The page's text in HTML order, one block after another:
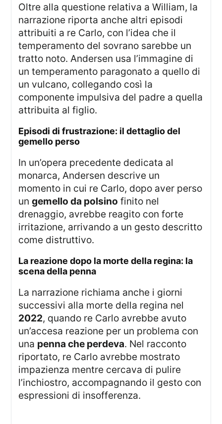
Oltre alla questione relativa a William, la
narrazione riporta anche altri episodi
attribuiti a re Carlo, con l’idea che il
temperamento del sovrano sarebbe un
tratto noto. Andersen usa l’immagine di
un temperamento paragonato a quello di
un vulcano, collegando così la
componente impulsiva del padre a quella
attribuita al figlio.
episodi di frustrazione: il dettaglio del
gemello perso
In un’opera precedente dedicata al
monarca, Andersen descrive un
momento in cui re Carlo, dopo aver perso
ungemello da polsino finito nel
drenaggio, avrebbe reagito con forte
irritazione, arrivando a un gesto descritto
come distruttivo.
la reazione dopo la morte della regina: la
scena della penna
La narrazione richiama anche i giorni
successivi alla morte della regina nel
2022, quando re Carlo avrebbe avuto
un’accesa reazione per un problema con
una penna che perdeva. Nel racconto
riportato, re Carlo avrebbe mostrato
impazienza mentre cercava di pulire
l’inchiostro, accompagnando il gesto con
espressioni di insofferenza.